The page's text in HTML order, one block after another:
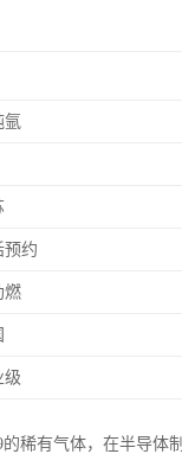
氩
预约
燃
级
的稀有气体，在半导